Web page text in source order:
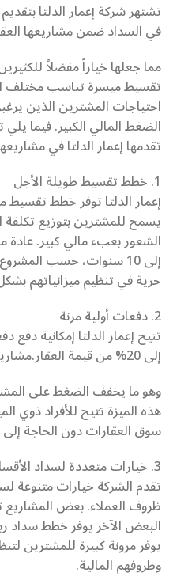
تشتهر شركة إعمار الدلتا
في السداد ضمن مشاريعها
مما جعلها خياراً مفضلاً
تقسيط ميسرة تناسب مختلف
احتياجات المشترين الذين
الضغط المالي الكبير. فيما
تقدمها إعمار الدلتا في
1. خطط تقسيط طويلة الأجل
إعمار الدلتا توفر خطط
يسمح للمشترين بتوزيع
إلى 10 سنوات، حسب
حرية في تنظيم ميزانياتهم
2. دفعات أولية مرنة
إلى 20% من قيمة العقار.مشاريع عقارية في طنطا
وهو ما يخفف الضغط على
هذه الميزة تتيح للأفراد ذوي
سوق العقارات دون الحاجة إلى
3. خيارات متعددة لسداد الأقساط
تقدم الشركة خيارات متنوعة
ظروف العملاء. بعض
البعض الآخر يوفر خطط سداد
يوفر مرونة كبيرة للمشترين
وظروفهم المالية.